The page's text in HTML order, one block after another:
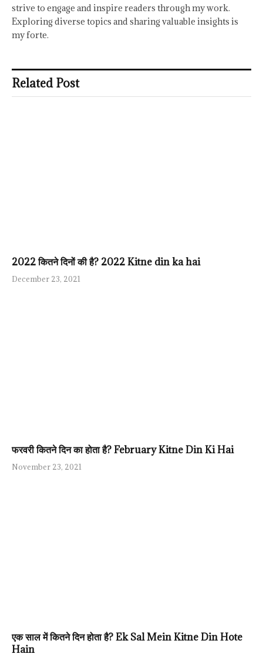
strive to engage and inspire readers through my work.
Exploring diverse topics and sharing valuable insights is
my forte.
Related Post
2022 कितने दिनों की है? 2022 Kitne din ka hai
December 23, 2021
फरवरी कितने दिन का होता है? February Kitne Din Ki Hai
November 23, 2021
एक साल में कितने दिन होता है? Ek Sal Mein Kitne Din Hote
Hain